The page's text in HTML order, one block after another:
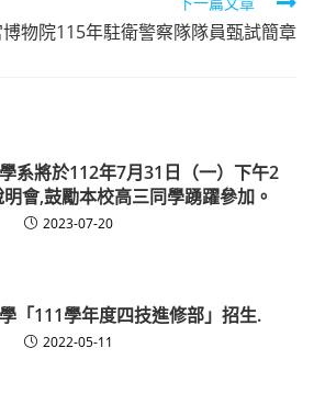
物院115年駐衛警察隊隊員甄試簡章
系將於112年7月31日（一）下午2
會,鼓勵本校高三同學踴躍參加。
2023-07-20
「111學年度四技進修部」招生.
2022-05-11